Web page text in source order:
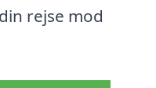
rejse mod